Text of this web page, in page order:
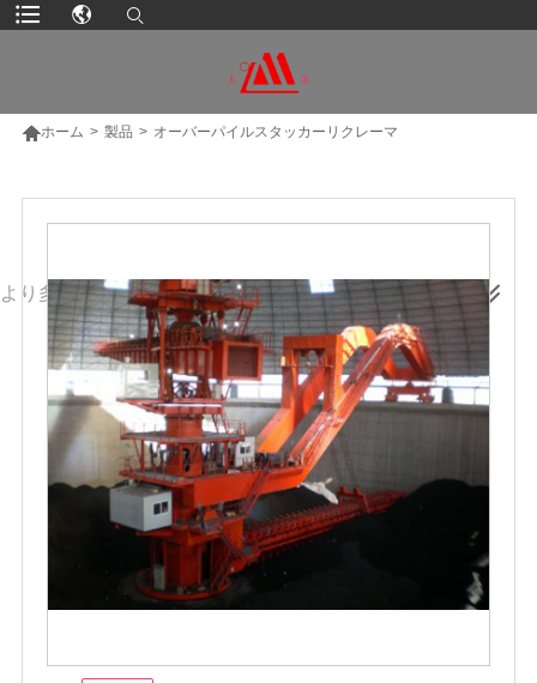
ホーム > 製品 > オーバーパイルスタッカーリクレーマ
より多くの製品